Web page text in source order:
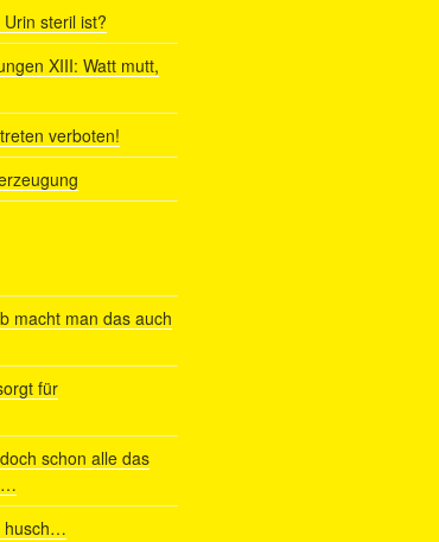
steril ist?
XIII: Watt mutt,
verboten!
macht man das auch
für
schon alle das
husch…